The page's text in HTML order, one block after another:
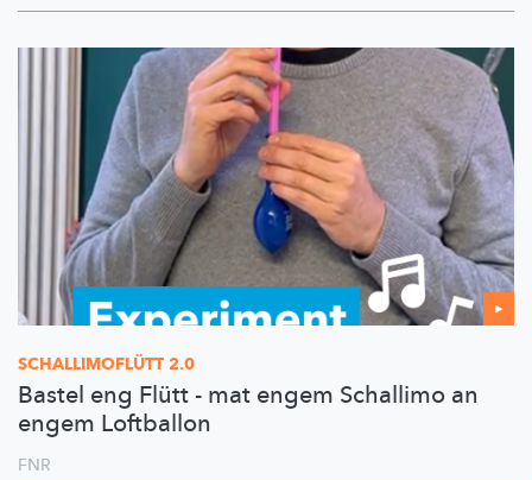
SCHALLIMOFLÜTT 2.0
Bastel eng Flütt - mat engem Schallimo an
engem Loftballon
FNR